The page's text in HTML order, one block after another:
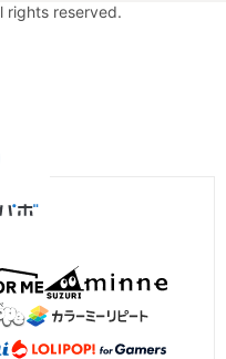
rights reserved.